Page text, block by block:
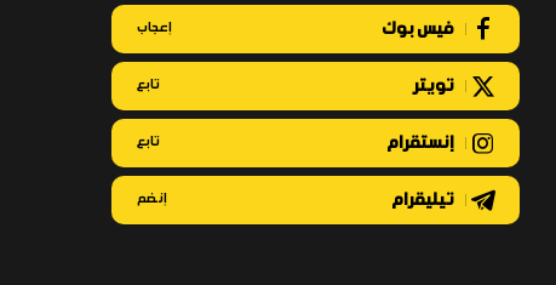
فيس بوك إعجاب
تويتر تابع
إنستقرام تابع
تيليقرام إنضم